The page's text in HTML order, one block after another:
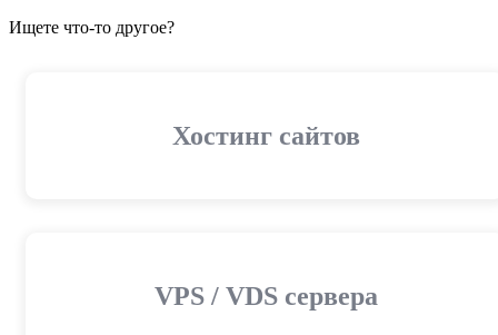
Ищете что-то другое?
Хостинг сайтов
VPS / VDS сервера